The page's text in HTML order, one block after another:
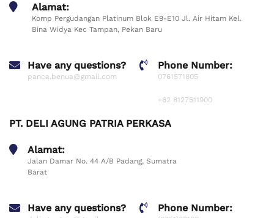
Alamat:
Komp Pergudangan Platinum Blok E9-E10 Jl. Air Hitam Kel.
Bina Widya Kec Tampan, Pekan Baru
Have any questions?
panca.benua@gmail.com
Phone Number:
0761571805
+62 8127511900
PT. DELI AGUNG PATRIA PERKASA
Alamat:
Jalan Damar No. 44 A/B Padang, Sumatra
Barat
Have any questions? Phone Number: